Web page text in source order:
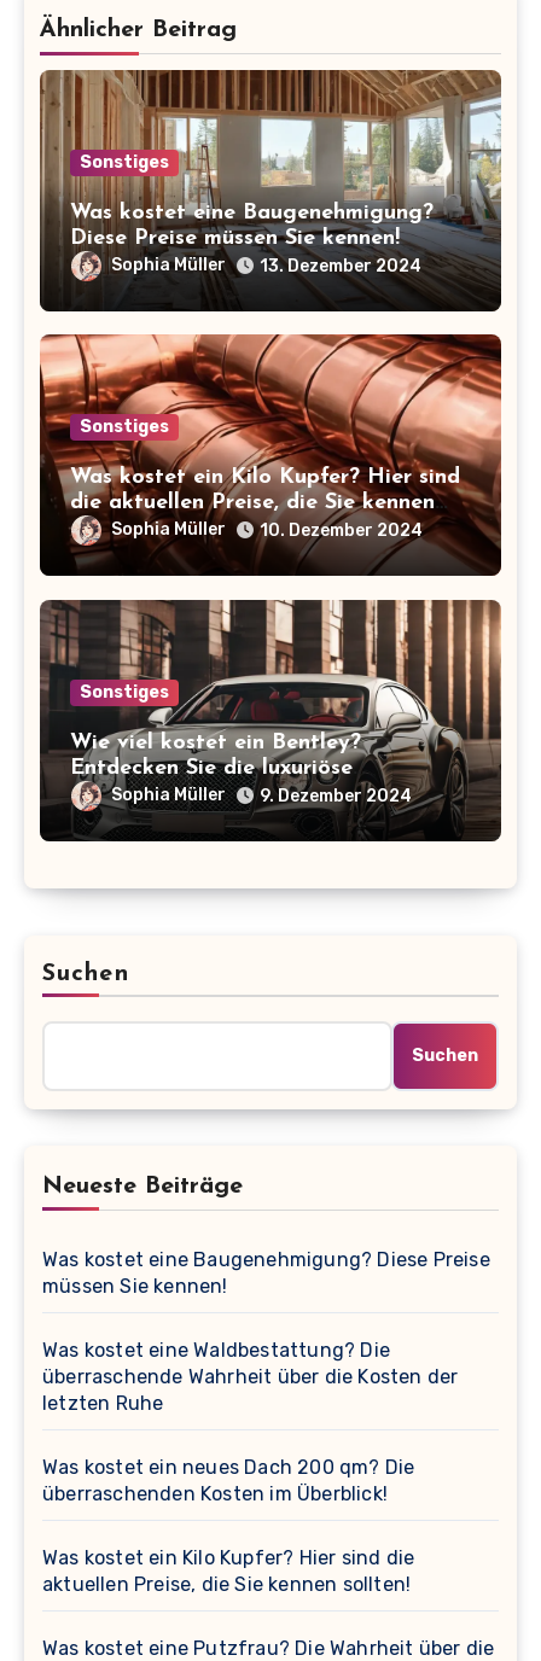
Ähnlicher Beitrag
Sonstiges
Was kostet eine Baugenehmigung?
Diese Preise müssen Sie kennen!
Sophia Müller 13. Dezember 2024
Sonstiges
Was kostet ein Kilo Kupfer? Hier sind
die aktuellen Preise, die Sie kennen
sollten!Sophia Müller 10. Dezember 2024
Sonstiges
Wie viel kostet ein Bentley?
Entdecken Sie die luxuriöse
Preisspanne der ikonischen Marke!
Sophia Müller 9. Dezember 2024
Suchen
Suchen
Neueste Beiträge
Was kostet eine Baugenehmigung? Diese Preise
müssen Sie kennen!
Was kostet eine Waldbestattung? Die
überraschende Wahrheit über die Kosten der
letzten Ruhe
Was kostet ein neues Dach 200 qm? Die
überraschenden Kosten im Überblick!
Was kostet ein Kilo Kupfer? Hier sind die
aktuellen Preise, die Sie kennen sollten!
Was kostet eine Putzfrau? Die Wahrheit über die